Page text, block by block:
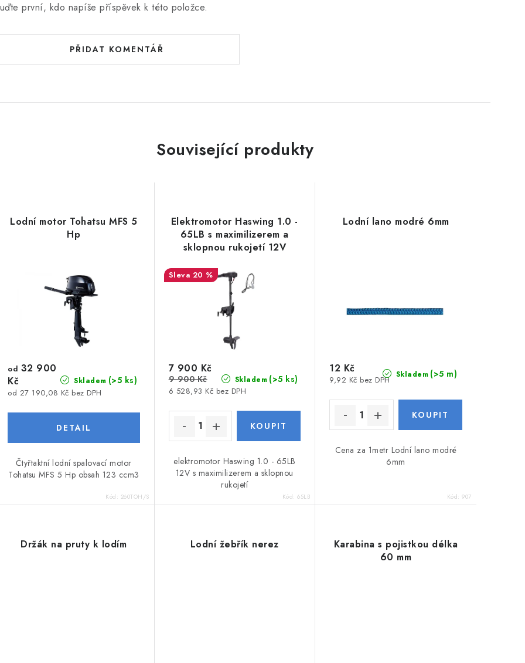
první, kdo napíše příspěvek k této položce.
PŘIDAT KOMENTÁŘ
Související produkty
Lodní motor Tohatsu MFS 5
Hp
Skladem (>5 ks)
od 27 190,08 Kč bez DPH
od 32 900
Kč
Čtyřtaktní lodní spalovací motor
Tohatsu MFS 5 Hp obsah 123 ccm3
Kód: 260TOH/S
Elektromotor Haswing 1.0 -
65LB s maximilizerem a
sklopnou rukojetí 12V
20 %
Skladem (>5 ks)
6 528,93 Kč bez DPH
7 900 Kč
9 900 Kč
elektromotor Haswing 1.0 - 65LB
12V s maximilizerem a sklopnou
rukojetí
Kód:65LB
Lodní lano modré 6mm
Skladem (>5 m)
9,92 Kč bez DPH
12 Kč
Cena za 1metr Lodní lano modré
6mm
Kód:907
Držák na pruty k lodím Lodní žebřík nerez
Karabina s pojistkou délka
60 mm